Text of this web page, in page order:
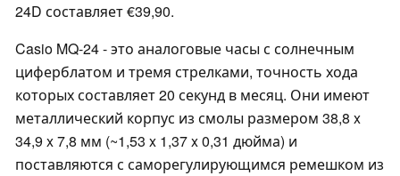
24D составляет €39,90.
Casio MQ-24 - это аналоговые часы с солнечным
циферблатом и тремя стрелками, точность хода
которых составляет 20 секунд в месяц. Они имеют
металлический корпус из смолы размером 38,8 x
34,9 x 7,8 мм (~1,53 x 1,37 x 0,31 дюйма) и
поставляются с саморегулирующимся ремешком из